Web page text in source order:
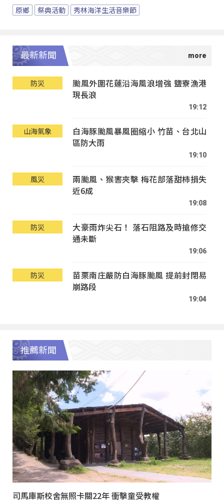
原鄉 祭典活動 秀林海洋生活音樂節
最新新聞
防災
颱風外圍花蓮沿海風浪增強 鹽寮漁港
現長浪
19:12
山海氣象
白海豚颱風暴風圈縮小 竹苗、台北山
區防大雨
19:10
風災
兩颱風、猴害夾擊 梅花部落甜柿損失
近6成
19:08
防災
大豪雨炸尖石！ 落石阻路及時搶修交
通未斷
19:06
防災
苗栗南庄嚴防白海豚颱風 提前封閉易
崩路段
19:04
推薦新聞
司馬庫斯校舍無照卡關22年 衝擊童受教權